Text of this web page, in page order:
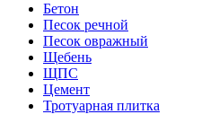
Бетон
Песок речной
Песок овражный
Щебень
ЩПС
Цемент
Тротуарная плитка